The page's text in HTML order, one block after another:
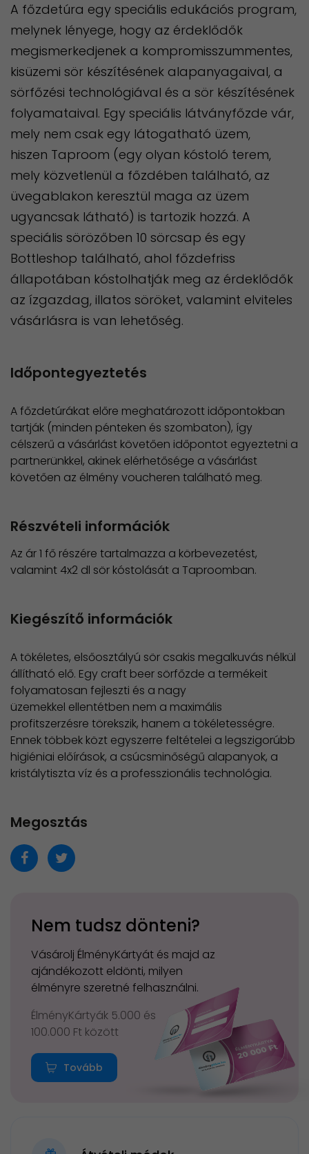
A főzdetúra egy speciális edukációs program,
melynek lényege, hogy az érdeklődők
megismerkedjenek a kompromisszummentes,
kisüzemi sör készítésének alapanyagaival, a
sörfőzési technológiával és a sör készítésének
folyamataival. Egy speciális látványfőzde vár,
mely nem csak egy látogatható üzem,
hiszen Taproom (egy olyan kóstoló terem,
mely közvetlenül a főzdében található, az
üvegablakon keresztül maga az üzem
ugyancsak látható) is tartozik hozzá. A
speciális sörözőben 10 sörcsap és egy
Bottleshop található, ahol főzdefriss
állapotában kóstolhatják meg az érdeklődők
az ízgazdag, illatos söröket, valamint elviteles
vásárlásra is van lehetőség.
Időpontegyeztetés
A főzdetúrákat előre meghatározott időpontokban
tartják (minden pénteken és szombaton), így
célszerű a vásárlást követően időpontot egyeztetni a
partnerünkkel, akinek elérhetősége a vásárlást
követően az élmény voucheren található meg.
Részvételi információk
Az ár 1 fő részére tartalmazza a körbevezetést,
valamint 4x2 dl sör kóstolását a Taproomban.
Kiegészítő információk
A tökéletes, elsőosztályú sör csakis megalkuvás nélkül
állítható elő. Egy craft beer sörfőzde a termékeit
folyamatosan fejleszti és a nagy
üzemekkel ellentétben nem a maximális
profitszerzésre törekszik, hanem a tökéletességre.
Ennek többek közt egyszerre feltételei a legszigorúbb
higiéniai előírások, a csúcsminőségű alapanyok, a
kristálytiszta víz és a professzionális technológia.
Megosztás
Nem tudsz dönteni?
Vásárolj ÉlményKártyát és majd az
ajándékozott eldönti, milyen
élményre szeretné felhasználni.
ÉlményKártyák 5.000 és
100.000 Ft között
Tovább